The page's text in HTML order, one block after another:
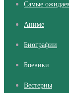
Самые
Аниме
Биографии
Боевики
Вестерны